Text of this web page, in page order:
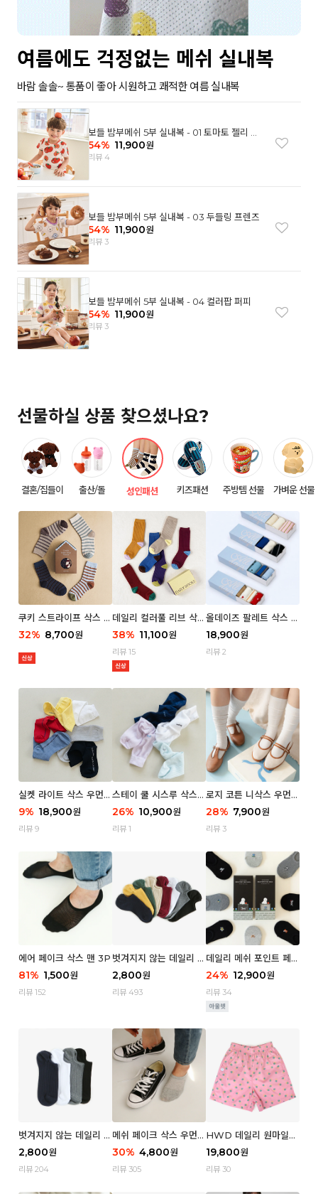
여름에도 걱정없는 메쉬 실내복
바람 솔솔~ 통품이 좋아 시원하고 쾌적한 여름 실내복
보들 밤부메쉬 5부 실내복 - 01 토마토 젤리 베
어
54% 11,900원
리뷰 4
보들 밤부메쉬 5부 실내복 - 03 두들링 프렌즈
54% 11,900원
리뷰 3
보들 밤부메쉬 5부 실내복 - 04 컬러팝 퍼피
54% 11,900원
리뷰 3
선물하실 상품 찾으셨나요?
결혼/집들이 출산/돌 성인패션 키즈패션 주방템 선물 가벼운 선물
쿠키 스트라이프 삭스 우
먼 2P
32% 8,700원
데일리 컬러풀 리브 삭스
우먼 3P 세트
38% 11,100원
리뷰 15
올데이즈 팔레트 삭스 우
먼 5P
18,900원
리뷰 2
실켓 라이트 삭스 우먼 3
P
9% 18,900원
리뷰 9
스테이 쿨 시스루 삭스
우먼 2P
26% 10,900원
리뷰 1
로지 코튼 니삭스 우먼 1
P
28% 7,900원
리뷰 3
에어 페이크 삭스 맨 3P
81% 1,500원
리뷰 152
벗겨지지 않는 데일리 페
이크 삭스 (우먼)
2,800원
리뷰 493
데일리 메쉬 포인트 페이
크 삭스 우먼 4P
24% 12,900원
리뷰 34
벗겨지지 않는 데일리 페
이크 삭스 (맨)
2,800원
리뷰 204
메쉬 페이크 삭스 우먼 3
P
30% 4,800원
리뷰 305
HWD 데일리 원마일
쇼츠 - 04 Aroma (우
먼)
19,800원
리뷰 30